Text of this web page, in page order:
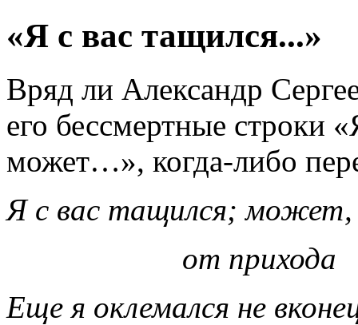
«Я с вас тащился...»
Вряд ли Александр
его бессмертные строки
может…», когда-либо
Я с вас тащился; может,
от прихода
Еще я оклемался не